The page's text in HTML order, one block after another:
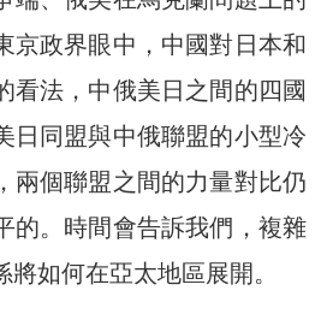
京政界眼中，中國對日本和
看法，中俄美日之間的四國
日同盟與中俄聯盟的小型冷
兩個聯盟之間的力量對比仍
的。時間會告訴我們，複雜
如何在亞太地區展開。